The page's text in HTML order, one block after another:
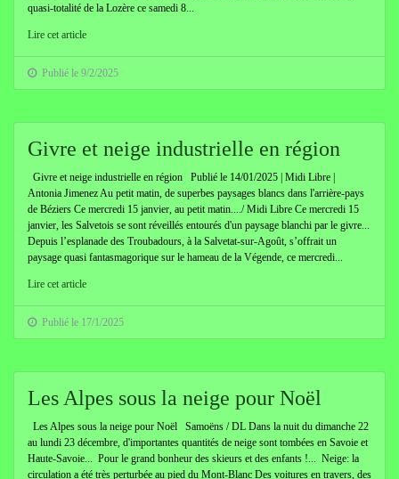
quasi-totalité de la Lozère ce samedi 8...
Lire cet article
Publié le 9/2/2025
Givre et neige industrielle en région
Givre et neige industrielle en région Publié le 14/01/2025 | Midi Libre |
Antonia Jimenez Au petit matin, de superbes paysages blancs dans l'arrière-pays
de Béziers Ce mercredi 15 janvier, au petit matin..../ Midi Libre Ce mercredi 15
janvier, les Salvetois se sont réveillés entourés d'un paysage blanchi par le givre...
Depuis l’esplanade des Troubadours, à la Salvetat-sur-Agoût, s’offrait un
paysage quasi fantasmagorique sur le hameau de la Végende, ce mercredi...
Lire cet article
Publié le 17/1/2025
Les Alpes sous la neige pour Noël
Les Alpes sous la neige pour Noël Samoëns / DL Dans la nuit du dimanche 22
au lundi 23 décembre, d'importantes quantités de neige sont tombées en Savoie et
Haute-Savoie... Pour le grand bonheur des skieurs et des enfants !... Neige: la
circulation a été très perturbée au pied du Mont-Blanc Des voitures en travers, des